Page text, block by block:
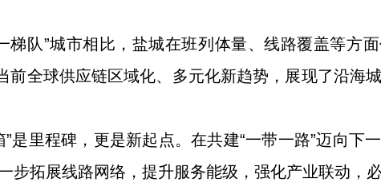
梯队”城市相比，盐城在班列体量、线路覆盖等方
前全球供应链区域化、多元化新趋势，展现了沿海
是里程碑，更是新起点。在共建“一带一路”迈向下
步拓展线路网络，提升服务能级，强化产业联动，